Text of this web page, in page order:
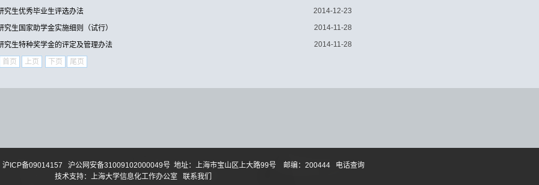
究生优秀毕业生评选办法 2014-12-23
究生国家助学金实施细则（试行） 2014-11-28
究生特种奖学金的评定及管理办法 2014-11-28
首页 上页 下页 尾页
沪ICP备09014157 沪公网安备31009102000049号 地址：上海市宝山区上大路99号 邮编：200444 电话查询
技术支持： 上海大学信息化工作办公室 联系我们